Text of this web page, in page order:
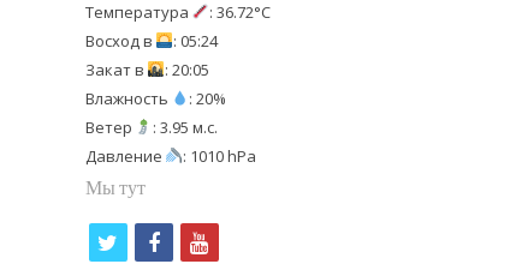
Температура
: 36.72°C
Восход в
: 05:24
Закат в
: 20:05
Влажность
: 20%
Ветер
: 3.95 м.с.
Давление
: 1010 hPa
Мы тут
f
y